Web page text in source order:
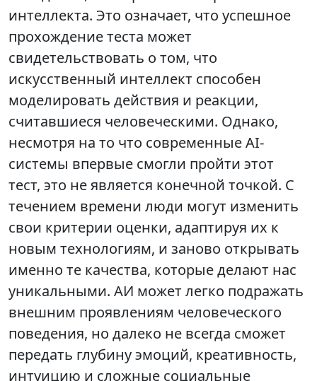
интеллекта. Это означает, что успешное
прохождение теста может
свидетельствовать о том, что
искусственный интеллект способен
моделировать действия и реакции,
считавшиеся человеческими. Однако,
несмотря на то что современные AI-
системы впервые смогли пройти этот
тест, это не является конечной точкой. С
течением времени люди могут изменить
свои критерии оценки, адаптируя их к
новым технологиям, и заново открывать
именно те качества, которые делают нас
уникальными. АИ может легко подражать
внешним проявлениям человеческого
поведения, но далеко не всегда сможет
передать глубину эмоций, креативность,
интуицию и сложные социальные